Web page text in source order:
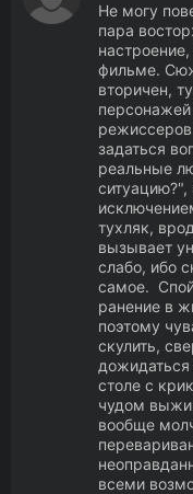
Не могу
пара
фильме.
вторичен,
задаться
реальные
ситуацию?",
тухляк,
вызывает
слабо, ибо
самое.
ранение в
поэтому
скулить,
дожидаться
столе с
чудом
вообще
всеми